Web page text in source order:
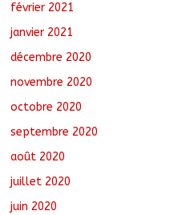
février 2021
janvier 2021
décembre 2020
novembre 2020
octobre 2020
septembre 2020
août 2020
juillet 2020
juin 2020